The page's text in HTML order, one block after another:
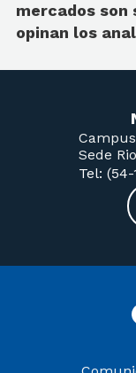
mercados son
opinan los
Sede
Tel: